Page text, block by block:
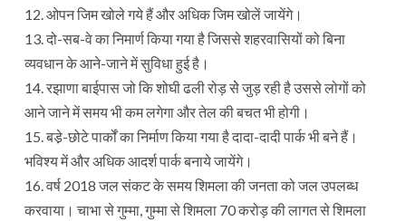
12. ओपन जिम खोले गये हैं और अधिक जिम खोलें जायेंगे।
13. दो-सब-वे का निमार्ण किया गया है जिससे शहरवासियों को बिना
व्यवधान के आने-जाने में सुविधा हुई है।
14. रझाणा बाईपास जो कि शोघी ढली रोड़ सेे जुड़ रही है उससे लोगों को
आने जाने में समय भी कम लगेगा और तेल की बचत भी होगी।
15. बडे़-छोटे पार्कों का निर्माण किया गया है दादा-दादी पार्क भी बने हैं।
भविश्य में और अधिक आदर्श पार्क बनाये जायेंगे।
16. वर्ष 2018 जल संकट के समय शिमला की जनता को जल उपलब्ध
करवाया। चाभा से गुम्मा, गुम्मा से शिमला 70 करोड़ की लागत से शिमला